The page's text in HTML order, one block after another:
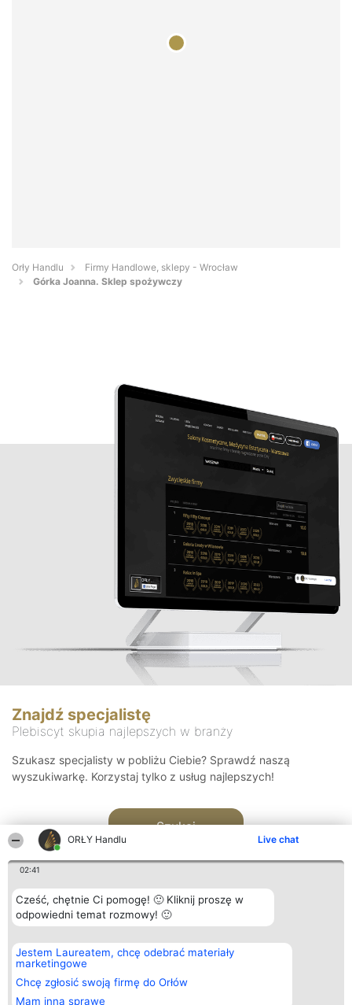
ORŁY Handlu Live chat
02:41
Cześć, chętnie Ci pomogę! 🙂 Kliknij proszę w
odpowiedni temat rozmowy! 🙂
Jestem Laureatem, chcę odebrać materiały
marketingowe
Chcę zgłosić swoją firmę do Orłów
Mam inną sprawę
Orły Handlu
Firmy Handlowe, sklepy - Wrocław
Górka Joanna. Sklep spożywczy
Znajdź specjalistę
Plebiscyt skupia najlepszych w branży
Szukasz specjalisty w pobliżu Ciebie? Sprawdź naszą
wyszukiwarkę. Korzystaj tylko z usług najlepszych!
Szukaj
Organizator plebiscytu
Bright Side Solutions sp. z o.
o. sp. k.
ul. Ruska 22
Wrocław 50-079
KRS 0000749100 | Regon
Plebiscyt
Laureaci
wszystkich
Laureatów
Kontakt
Kontakt